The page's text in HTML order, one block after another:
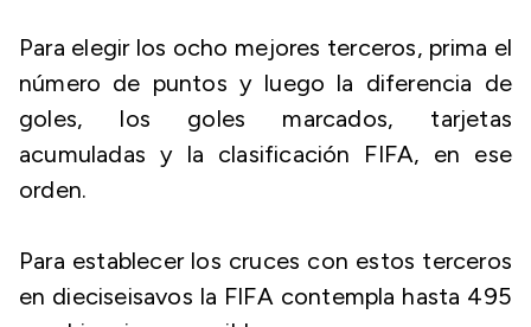
Para elegir los ocho mejores terceros, prima el
número de puntos y luego la diferencia de
goles, los goles marcados, tarjetas
acumuladas y la clasificación FIFA, en ese
orden.
Para establecer los cruces con estos terceros
en dieciseisavos la FIFA contempla hasta 495